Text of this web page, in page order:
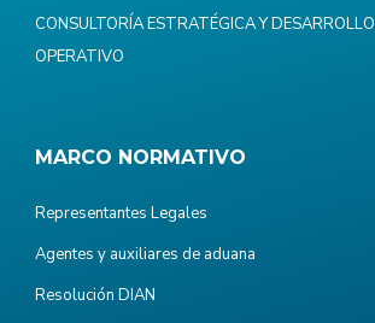
CONSULTORÍA ESTRATÉGICA Y DESARROLLO
OPERATIVO
MARCO NORMATIVO
Representantes Legales
Agentes y auxiliares de aduana
Resolución DIAN